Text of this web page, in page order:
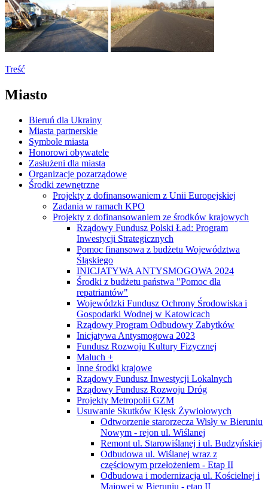
Treść
Miasto
Bieruń dla Ukrainy
Miasta partnerskie
Symbole miasta
Honorowi obywatele
Zasłużeni dla miasta
Organizacje pozarządowe
Środki zewnętrzne
Projekty z dofinansowaniem z Unii Europejskiej
Zadania w ramach KPO
Projekty z dofinansowaniem ze środków krajowych
Rządowy Fundusz Polski Ład: Program
Inwestycji Strategicznych
Pomoc finansowa z budżetu Województwa
Śląskiego
INICJATYWA ANTYSMOGOWA 2024
Środki z budżetu państwa "Pomoc dla
repatriantów"
Wojewódzki Fundusz Ochrony Środowiska i
Gospodarki Wodnej w Katowicach
Rządowy Program Odbudowy Zabytków
Inicjatywa Antysmogowa 2023
Fundusz Rozwoju Kultury Fizycznej
Maluch +
Inne środki krajowe
Rządowy Fundusz Inwestycji Lokalnych
Rządowy Fundusz Rozwoju Dróg
Projekty Metropolii GZM
Usuwanie Skutków Klęsk Żywiołowych
Odtworzenie starorzecza Wisły w Bieruniu
Nowym - rejon ul. Wiślanej
Remont ul. Starowiślanej i ul. Budzyńskiej
Odbudowa ul. Wiślanej wraz z
częściowym przełożeniem - Etap II
Odbudowa i modernizacja ul. Kościelnej i
Majowej w Bieruniu - etap II